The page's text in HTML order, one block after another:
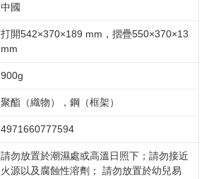
中國
打開542×370×189 mm，摺疊550×370×13
mm
900g
聚酯（織物），鋼（框架）
4971660777594
請勿放置於潮濕處或高溫日照下；請勿接近
火源以及腐蝕性溶劑； 請勿放置於幼兒易